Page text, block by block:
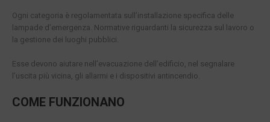
Ogni categoria è regolamentata sull’installazione specifica delle
lampade d’emergenza. Normative riguardanti la sicurezza sul lavoro o
la gestione dei luoghi pubblici.
Esse devono aiutare nell’evacuazione dell’edificio, nel segnalare
l’uscita più vicina, gli allarmi e i dispositivi antincendio.
COME FUNZIONANO